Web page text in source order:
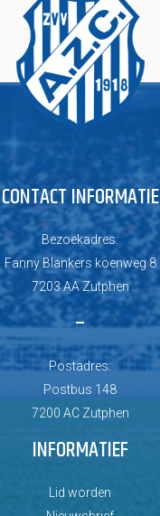
CONTACT INFORMATIE
Bezoekadres:
Fanny Blankers koenweg 8
7203 AA Zutphen
–
Postadres:
Postbus 148
7200 AC Zutphen
INFORMATIEF
Lid worden